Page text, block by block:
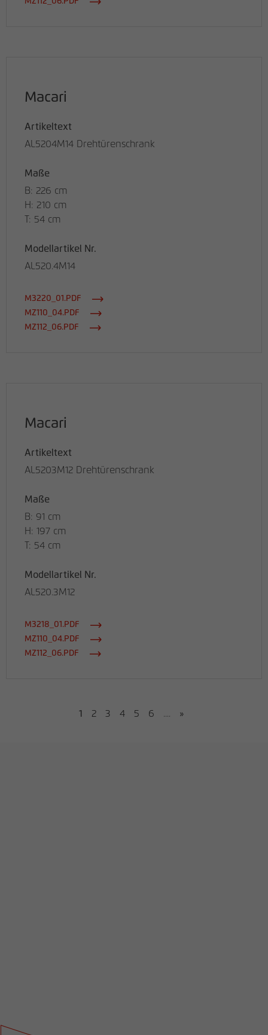
Macari
Artikeltext
AL5204M14 Drehtürenschrank
Maße
B: 226 cm
H: 210 cm
T: 54 cm
Modellartikel Nr.
AL520.4M14
M3220_01.PDF
MZ110_04.PDF
MZ112_06.PDF
Macari
Artikeltext
AL5203M12 Drehtürenschrank
Maße
B: 91 cm
H: 197 cm
T: 54 cm
Modellartikel Nr.
AL520.3M12
M3218_01.PDF
MZ110_04.PDF
MZ112_06.PDF
1 2 3 4 5 6 .... »